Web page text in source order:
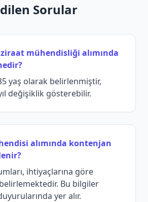
Sorular
ziraat mühendisliği alımında
yaş olarak belirlenmiştir,
değişiklik gösterebilir.
alımında kontenjan
ihtiyaçlarına göre
Bu bilgiler
yer alır.